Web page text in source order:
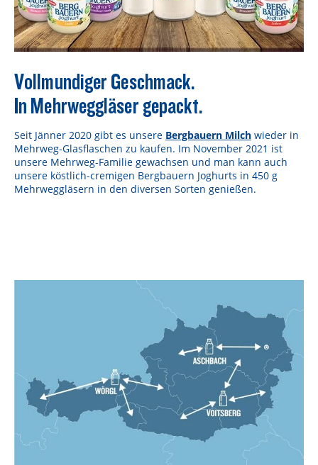
Vollmundiger Geschmack.
In Mehrweggläser gepackt.
Seit Jänner 2020 gibt es unsere Bergbauern Milch wieder in
Mehrweg-Glasflaschen zu kaufen. Im November 2021 ist
unsere Mehrweg-Familie gewachsen und man kann auch
unsere köstlich-cremigen Bergbauern Joghurts in 450 g
Mehrweggläsern in den diversen Sorten genießen.